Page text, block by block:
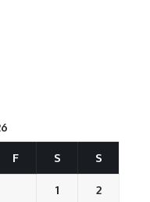
F S S
1 2